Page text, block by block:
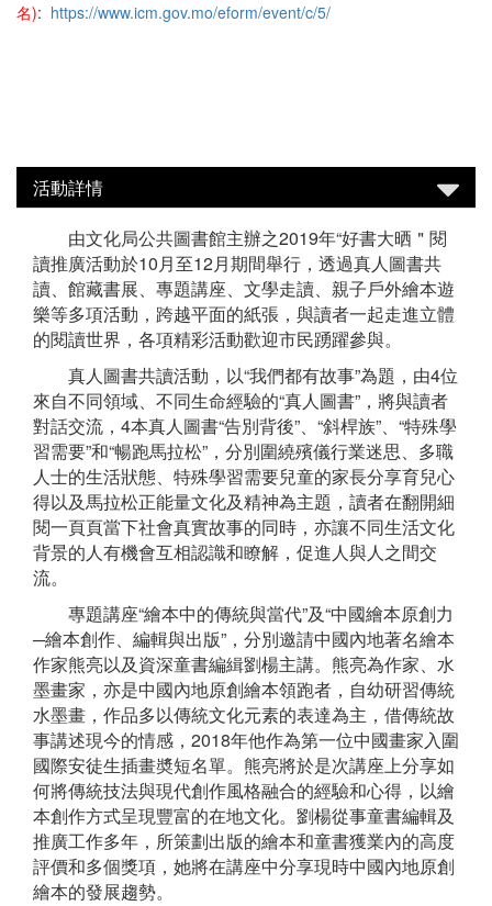
名): https://www.icm.gov.mo/eform/event/c/5/
活動詳情
由文化局公共圖書館主辦之2019年“好書大晒＂閱
讀推廣活動於10月至12月期間舉行，透過真人圖書共
讀、館藏書展、專題講座、文學走讀、親子戶外繪本遊
樂等多項活動，跨越平面的紙張，與讀者一起走進立體
的閱讀世界，各項精彩活動歡迎市民踴躍參與。
真人圖書共讀活動，以“我們都有故事”為題，由4位
來自不同領域、不同生命經驗的“真人圖書”，將與讀者
對話交流，4本真人圖書“告別背後”、“斜桿族”、“特殊學
習需要”和“暢跑馬拉松”，分別圍繞殯儀行業迷思、多職
人士的生活狀態、特殊學習需要兒童的家長分享育兒心
得以及馬拉松正能量文化及精神為主題，讀者在翻開細
閱一頁頁當下社會真實故事的同時，亦讓不同生活文化
背景的人有機會互相認識和瞭解，促進人與人之間交
流。
專題講座“繪本中的傳統與當代”及“中國繪本原創力
─繪本創作、編輯與出版”，分別邀請中國內地著名繪本
作家熊亮以及資深童書編緝劉楊主講。熊亮為作家、水
墨畫家，亦是中國內地原創繪本領跑者，自幼研習傳統
水墨畫，作品多以傳統文化元素的表達為主，借傳統故
事講述現今的情感，2018年他作為第一位中國畫家入圍
國際安徒生插畫奬短名單。熊亮將於是次講座上分享如
何將傳統技法與現代創作風格融合的經驗和心得，以繪
本創作方式呈現豐富的在地文化。劉楊從事童書編輯及
推廣工作多年，所策劃出版的繪本和童書獲業內的高度
評價和多個獎項，她將在講座中分享現時中國內地原創
繪本的發展趨勢。